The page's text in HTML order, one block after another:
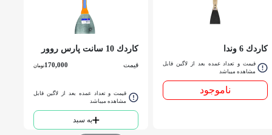
كاردك 6 وندا
قیمت و تعداد عمده بعد از لاگین قابل
مشاهده میباشد
ناموجود
كاردك 10 سانت پارس روور
قیمت 170,000تومان
قیمت و تعداد عمده بعد از لاگین قابل
مشاهده میباشد
به سبد